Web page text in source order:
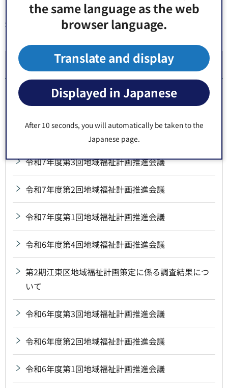
the same language as the web
browser language.
Translate and display
Displayed in Japanese
After 10 seconds, you will automatically be taken to the
Japanese page.
江東区地域福祉計画
江東区地域福祉計画推進会議の区民委員を募集
第2期江東区地域福祉計画（令和8年度～令和11年
令和7年度第3回地域福祉計画推進会議
令和7年度第2回地域福祉計画推進会議
令和7年度第1回地域福祉計画推進会議
令和6年度第4回地域福祉計画推進会議
第2期江東区地域福祉計画策定に係る調査結果につ
いて
令和6年度第3回地域福祉計画推進会議
令和6年度第2回地域福祉計画推進会議
令和6年度第1回地域福祉計画推進会議